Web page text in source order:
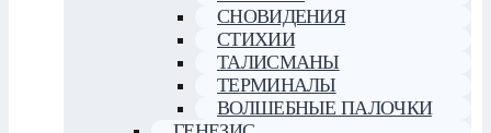
СНОВИДЕНИЯ
СТИХИИ
ТАЛИСМАНЫ
ТЕРМИНАЛЫ
ВОЛШЕБНЫЕ ПАЛОЧКИ